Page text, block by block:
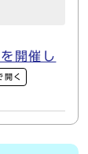
開催し
開く